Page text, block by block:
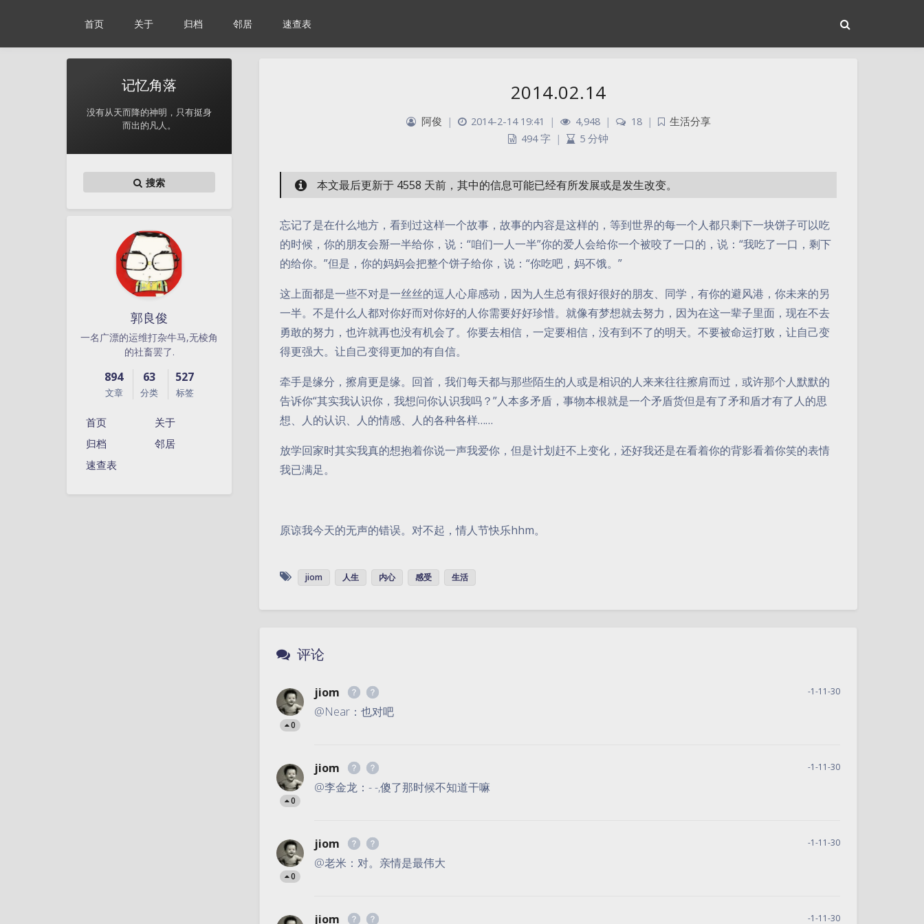
首页 关于 归档 邻居 速查表
记忆角落
没有从天而降的神明，只有挺身
而出的凡人。
搜索
郭良俊
一名广漂的运维打杂牛马,无棱角
的社畜罢了.
894
文章
63
分类
527
标签
首页
关于
归档
邻居
速查表
2014.02.14
阿俊 | 2014-2-14 19:41 | 4,948 | 18 |
生活分享
494 字 | 5 分钟
本文最后更新于 4558 天前，其中的信息可能已经有所发展或是发生改变。
忘记了是在什么地方，看到过这样一个故事，故事的内容是这样的，等到世界的每一个人都只剩下一块饼子可以吃
的时候，你的朋友会掰一半给你，说：“咱们一人一半”你的爱人会给你一个被咬了一口的，说：“我吃了一口，剩下
的给你。”但是，你的妈妈会把整个饼子给你，说：“你吃吧，妈不饿。”
这上面都是一些不对是一丝丝的逗人心扉感动，因为人生总有很好很好的朋友、同学，有你的避风港，你未来的另
一半。不是什么人都对你好而对你好的人你需要好好珍惜。就像有梦想就去努力，因为在这一辈子里面，现在不去
勇敢的努力，也许就再也没有机会了。你要去相信，一定要相信，没有到不了的明天。不要被命运打败，让自己变
得更强大。让自己变得更加的有自信。
牵手是缘分，擦肩更是缘。回首，我们每天都与那些陌生的人或是相识的人来来往往擦肩而过，或许那个人默默的
告诉你“其实我认识你，我想问你认识我吗？”人本多矛盾，事物本根就是一个矛盾货但是有了矛和盾才有了人的思
想、人的认识、人的情感、人的各种各样……
放学回家时其实我真的想抱着你说一声我爱你，但是计划赶不上变化，还好我还是在看着你的背影看着你笑的表情
我已满足。
原谅我今天的无声的错误。对不起，情人节快乐hhm。
jiom 人生 内心 感受 生活
评论
0
jiom -1-11-30
@Near：也对吧
0
jiom -1-11-30
@李金龙：- -,傻了那时候不知道干嘛
0
jiom -1-11-30
@老米：对。亲情是最伟大
jiom -1-11-30